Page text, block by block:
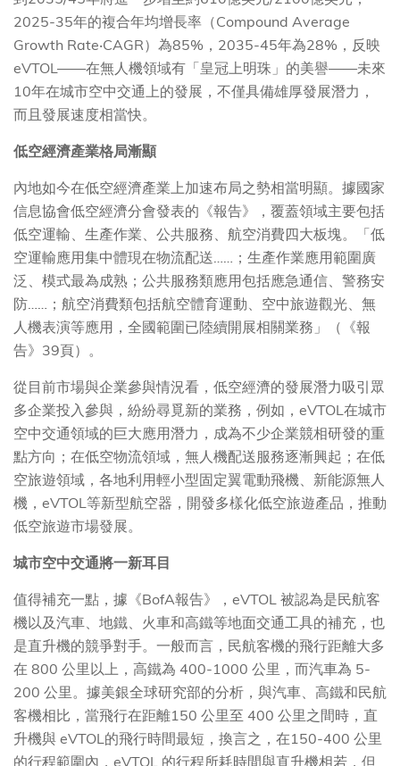
2025-35年的複合年均增長率（Compound Average
Growth Rate‧CAGR）為85%，2035-45年為28%，反映
eVTOL——在無人機領域有「皇冠上明珠」的美譽——未來
10年在城市空中交通上的發展，不僅具備雄厚發展潛力，
而且發展速度相當快。
低空經濟產業格局漸顯
內地如今在低空經濟產業上加速布局之勢相當明顯。據國家
信息協會低空經濟分會發表的《報告》，覆蓋領域主要包括
低空運輸、生產作業、公共服務、航空消費四大板塊。「低
空運輸應用集中體現在物流配送……；生產作業應用範圍廣
泛、模式最為成熟；公共服務類應用包括應急通信、警務安
防……；航空消費類包括航空體育運動、空中旅遊觀光、無
人機表演等應用，全國範圍已陸續開展相關業務」（《報
告》39頁）。
從目前市場與企業參與情況看，低空經濟的發展潛力吸引眾
多企業投入參與，紛紛尋覓新的業務，例如，eVTOL在城市
空中交通領域的巨大應用潛力，成為不少企業競相研發的重
點方向；在低空物流領域，無人機配送服務逐漸興起；在低
空旅遊領域，各地利用輕小型固定翼電動飛機、新能源無人
機，eVTOL等新型航空器，開發多樣化低空旅遊產品，推動
低空旅遊市場發展。
城市空中交通將一新耳目
值得補充一點，據《BofA報告》，eVTOL 被認為是民航客
機以及汽車、地鐵、火車和高鐵等地面交通工具的補充，也
是直升機的競爭對手。一般而言，民航客機的飛行距離大多
在 800 公里以上，高鐵為 400-1000 公里，而汽車為 5-
200 公里。據美銀全球研究部的分析，與汽車、高鐵和民航
客機相比，當飛行在距離150 公里至 400 公里之間時，直
升機與 eVTOL的飛行時間最短，換言之，在150-400 公里
的行程範圍內，eVTOL 的行程所耗時間與直升機相若，但